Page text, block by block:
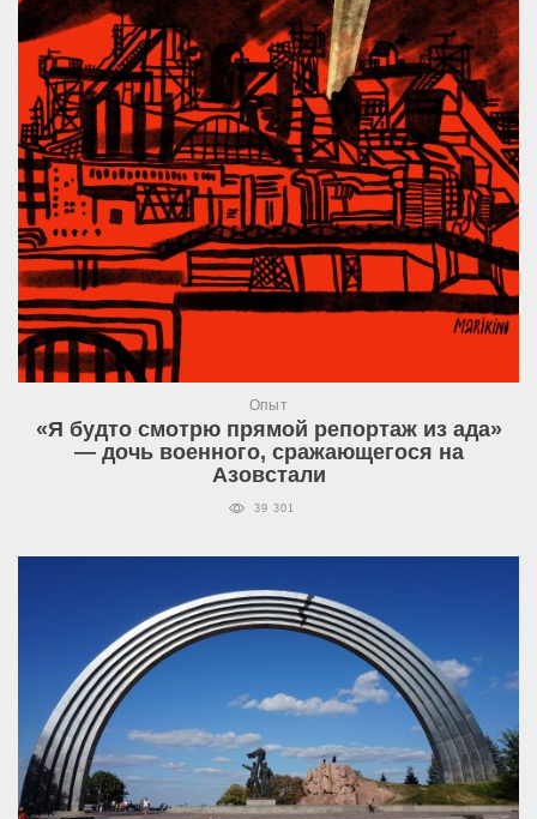
Опыт
«Я будто смотрю прямой репортаж из ада»
— дочь военного, сражающегося на
Азовстали
39 301